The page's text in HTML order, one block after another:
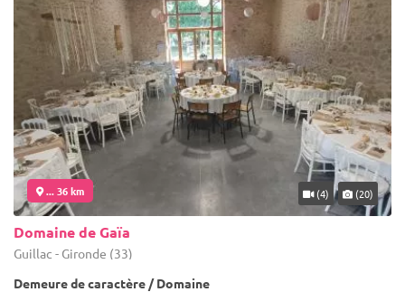
... 36 km (4) (20)
Domaine de Gaïa
Guillac - Gironde (33)
Demeure de caractère / Domaine